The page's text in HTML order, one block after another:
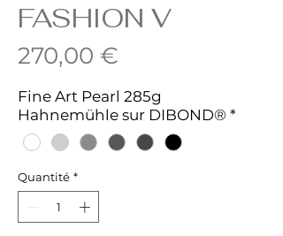
FASHION V
270,00 €
Fine Art Pearl 285g
Hahnemühle sur DIBOND® *
Quantité *